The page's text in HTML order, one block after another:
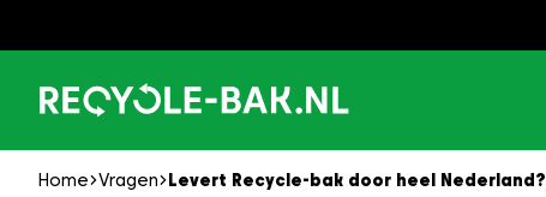
content
Home Vragen Levert Recycle-bak door heel Nederland?